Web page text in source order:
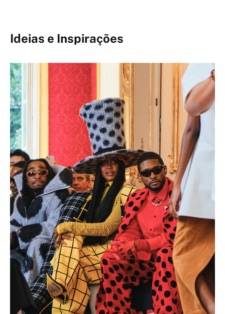
Ideias e Inspirações